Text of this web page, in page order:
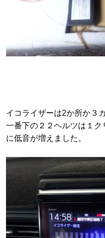
イコライザーは2か所か３
一番下の２２ヘルツは１
に低音が増えました。